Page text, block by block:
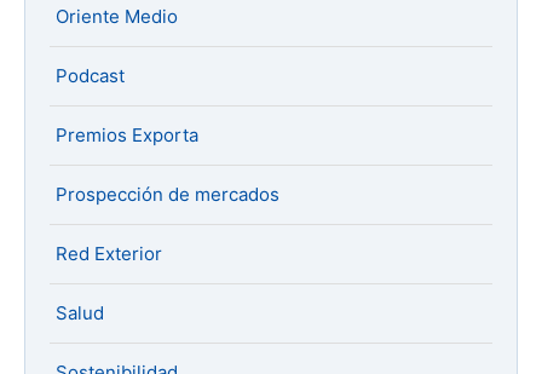
Oriente Medio
Podcast
Premios Exporta
Prospección de mercados
Red Exterior
Salud